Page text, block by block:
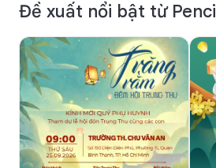
Đề xuất nổi bật từ Penci